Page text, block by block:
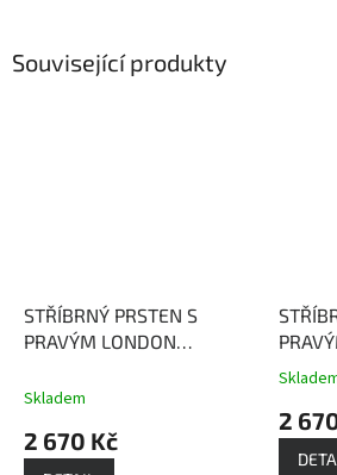
Související produkty
STŘÍBRNÝ PRSTEN S
PRAVÝM LONDON
Topaz je kámen, který
hojnost a pevné zdraví.
Skladem
2 670 Kč
YORK
2